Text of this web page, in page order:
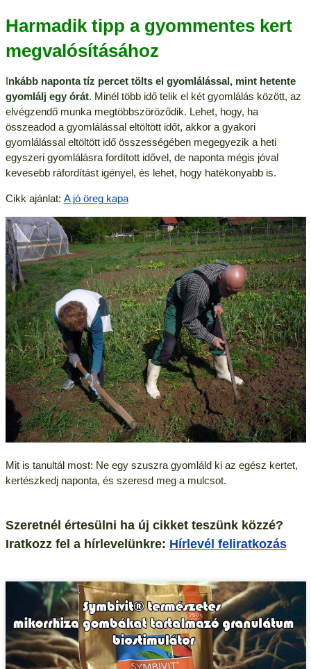
Harmadik tipp a gyommentes kert
megvalósításához
Inkább naponta tíz percet tölts el gyomlálással, mint hetente
gyomlálj egy órát. Minél több idő telik el két gyomlálás között, az
elvégzendő munka megtöbbszöröződik. Lehet, hogy, ha
összeadod a gyomlálással eltöltött időt, akkor a gyakori
gyomlálással eltöltött idő összességében megegyezik a heti
egyszeri gyomlálásra fordított idővel, de naponta mégis jóval
kevesebb ráfordítást igényel, és lehet, hogy hatékonyabb is.
Cikk ajánlat: A jó öreg kapa
Mit is tanultál most: Ne egy szuszra gyomláld ki az egész kertet,
kertészkedj naponta, és szeresd meg a mulcsot.
Szeretnél értesülni ha új cikket teszünk közzé?
Iratkozz fel a hírlevelünkre: Hírlevél feliratkozás